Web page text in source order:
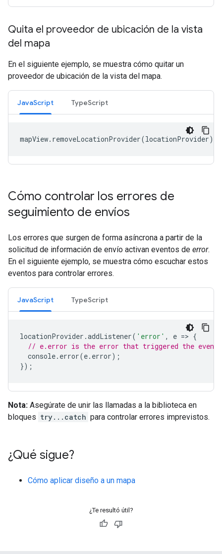
Quita el proveedor de ubicación de la vista
del mapa
En el siguiente ejemplo, se muestra cómo quitar un
proveedor de ubicación de la vista del mapa.
JavaScript TypeScript
mapView. removeLocationProvider(locationProvider);
Cómo controlar los errores de
seguimiento de envíos
Los errores que surgen de forma asíncrona a partir de la
solicitud de información de envío activan eventos de error.
En el siguiente ejemplo, se muestra cómo escuchar estos
eventos para controlar errores.
JavaScript TypeScript
locationProvider .addListener( 'error' , e => {
// e.error is the error that triggered the event.
console. error(e. error);
});
Nota: Asegúrate de unir las llamadas a la biblioteca en
bloques try...catch para controlar errores imprevistos.
¿Qué sigue?
Cómo aplicar diseño a un mapa
¿Te resultó útil?